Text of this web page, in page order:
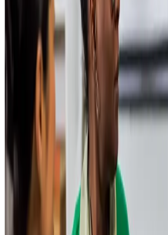
inovação
— busca constante por
processos que gerem valor e
tecnologia
— utilização de
artificial
, internet das coisas, big
produtos, serviços e modelos de
localismo
— maior valorização de
que fortalece a economia regional e
com a comunidade;
conexões
— construção de
duradouros com clientes,
baseados na confiança e na
novas segmentações
surgimento
necessidades específicas e criação
novos protagonistas
— novos
produtores de pequenas
com foco em
Quais são os exemplos de
promissores e